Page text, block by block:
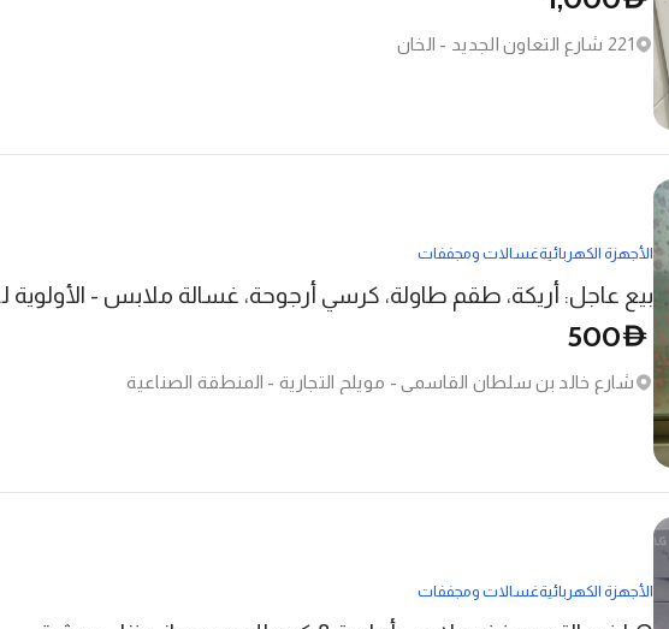
221 شارع التعاون الجديد - الخان
الأجهزة الكهربائيةغسالات ومجففات
بيع عاجل:
D
500
شارع خالد بن سلطان القاسمي - مويلح التجارية - المنطقة الصناعية
الأجهزة الكهربائيةغسالات ومجففات